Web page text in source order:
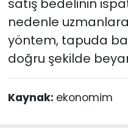
satış bedelinin
nedenle
yöntem, tapuda
doğru şekilde
Kaynak: ekonomim